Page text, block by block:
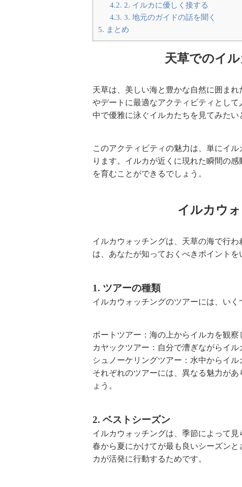
4.2. 2. イルカに優しく接する
4.3. 3. 地元のガイドの話を聞く
5. まとめ
天草でのイ
天草は、美しい海と豊かな自然に囲ま
やデートに最適なアクティビティとし
中で優雅に泳ぐイルカたちを見てみたい
このアクティビティの魅力は、単にイ
ります。イルカが近くに現れた瞬間の
を育むことができるでしょう。
イルカウ
イルカウォッチングは、天草の海で行
は、あなたが知っておくべきポイントを
1. ツアーの種類
イルカウォッチングのツアーには、いく
ボートツアー：海の上からイルカを観察
カヤックツアー：自分で漕ぎながらイル
シュノーケリングツアー：水中からイル
それぞれのツアーには、異なる魅力が
ょう。
2. ベストシーズン
イルカウォッチングは、季節によって
春から夏にかけてが最も良いシーズン
カが活発に行動するためです。